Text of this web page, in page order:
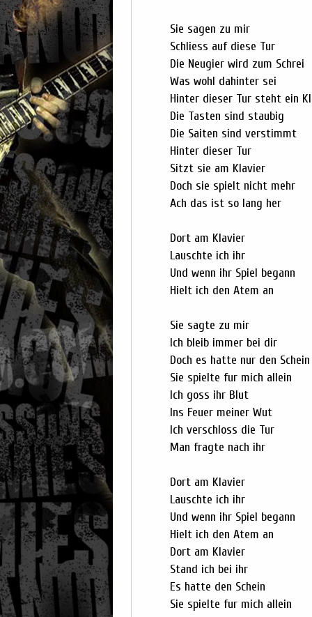
Sie sagen zu mir
Schliess auf diese Tur
Die Neugier wird zum Schrei
Was wohl dahinter sei
Hinter dieser Tur steht ein
Die Tasten sind staubig
Die Saiten sind verstimmt
Hinter dieser Tur
Sitzt sie am Klavier
Doch sie spielt nicht mehr
Ach das ist so lang her
Dort am Klavier
Lauschte ich ihr
Und wenn ihr Spiel begann
Hielt ich den Atem an
Sie sagte zu mir
Ich bleib immer bei dir
Doch es hatte nur den Schein
Sie spielte fur mich allein
Ich goss ihr Blut
Ins Feuer meiner Wut
Ich verschloss die Tur
Man fragte nach ihr
Dort am Klavier
Lauschte ich ihr
Und wenn ihr Spiel begann
Hielt ich den Atem an
Dort am Klavier
Stand ich bei ihr
Es hatte den Schein
Sie spielte fur mich allein